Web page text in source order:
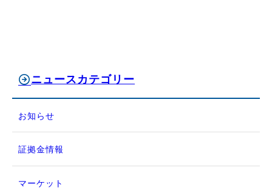
ニュースカテゴリー
お知らせ
証拠金情報
マーケット